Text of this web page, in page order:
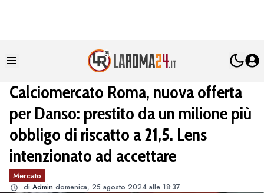
Calciomercato Roma, nuova offerta
per Danso: prestito da un milione più
obbligo di riscatto a 21,5. Lens
intenzionato ad accettare
Mercato
di Admin domenica, 25 agosto 2024 alle 18:37